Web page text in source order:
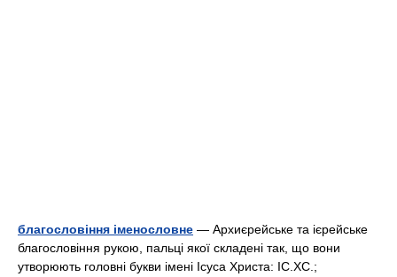
благословіння іменословне — Архиєрейське та ієрейське
благословіння рукою, пальці якої складені так, що вони
утворюють головні букви імені Ісуса Христа: ІС.ХС.;